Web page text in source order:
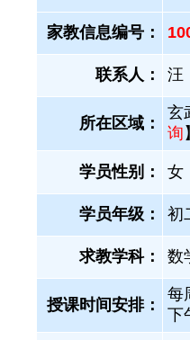
家教信息编号：
联系人： 汪
所在区域：
玄
询 】
学员性别： 女
学员年级： 初
求教学科： 数
授课时间安排：
每
下